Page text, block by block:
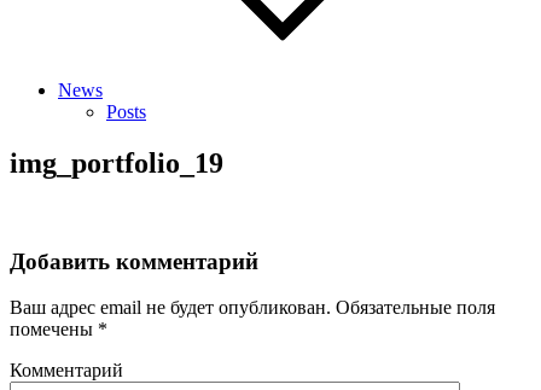
News
Posts
img_portfolio_19
Добавить комментарий
Ваш адрес email не будет опубликован. Обязательные поля
помечены *
Комментарий